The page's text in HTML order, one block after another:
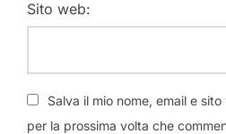
Sito web:
Salva il mio nome, email e
per la prossima volta che